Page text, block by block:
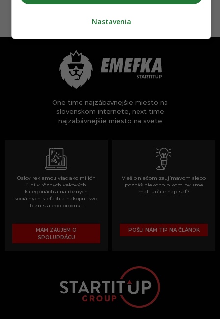
One time najzábavnejšie miesto na
slovenskom internete, next time
najzabávnejšie miesto na svete
Oslov reklamou viac ako milión
ľudí v rôznych vekových
kategóriách a na rôznych
sociálnych sieťach a nakopni svoj
biznis alebo produkt.
MÁM ZÁUJEM O
SPOLUPRÁCU
Vieš o niečom zaujímavom alebo
poznáš niekoho, o kom by sme
mali určite napísať?
POŠLI NÁM TIP NA ČLÁNOK
Nastavenia